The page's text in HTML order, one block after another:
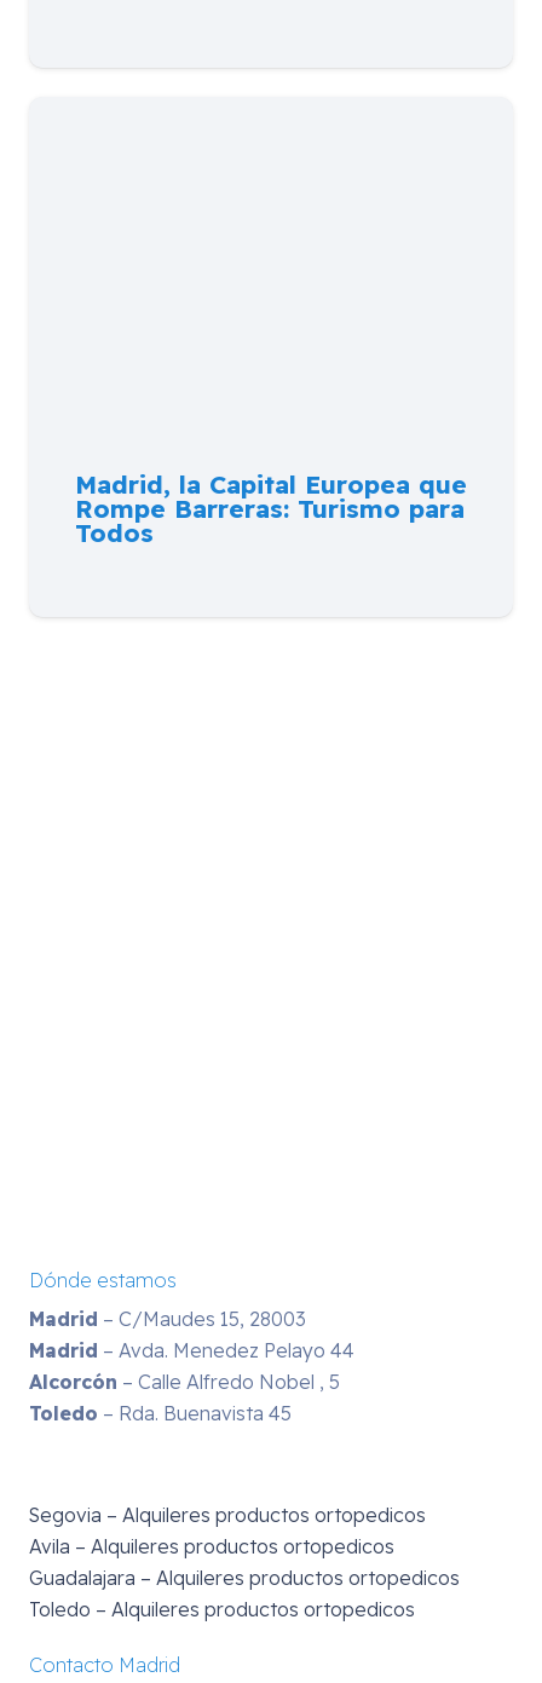
Madrid, la Capital Europea que
Rompe Barreras: Turismo para
Todos
Dónde estamos
Madrid – C/Maudes 15, 28003
Madrid – Avda. Menedez Pelayo 44
Alcorcón – Calle Alfredo Nobel , 5
Toledo – Rda. Buenavista 45
Segovia – Alquileres productos ortopedicos
Avila – Alquileres productos ortopedicos
Guadalajara – Alquileres productos ortopedicos
Toledo – Alquileres productos ortopedicos
Contacto Madrid